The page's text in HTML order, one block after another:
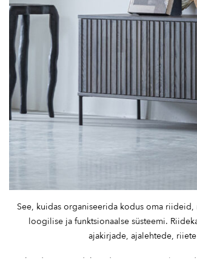
See, kuidas organiseerida kodus oma
loogilise ja funktsionaalse süsteemi.
ajakirjade, ajalehtede,
Lükandustega riidekapid on väga